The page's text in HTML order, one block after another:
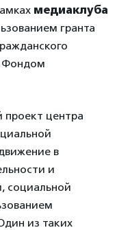
медиаклуба
гранта
Фондом
центра
в
и
социальной
из таких